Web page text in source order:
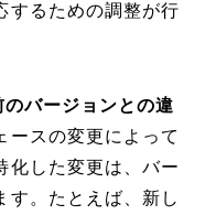
するための調整が行
バージョンとの違
ースの変更によって
化した変更は、バー
す。たとえば、新し